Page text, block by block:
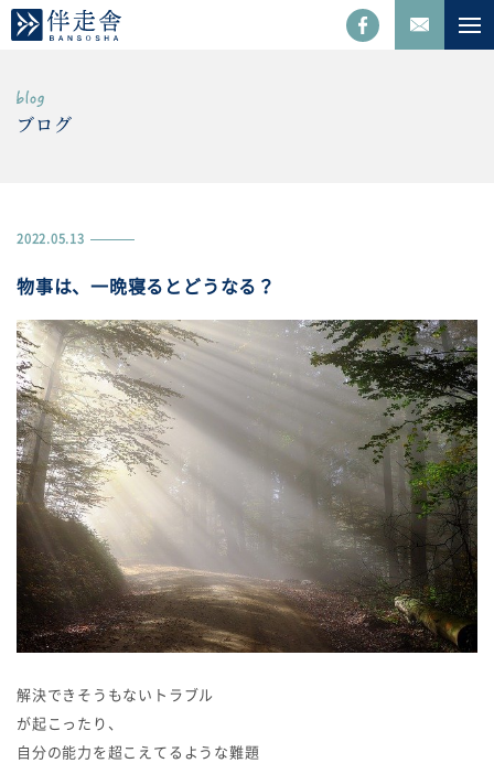
ブログ
2022.05.13
物事は、一晩寝るとどうなる？
解決できそうもないトラブル
が起こったり、
自分の能力を超こえてるような難題